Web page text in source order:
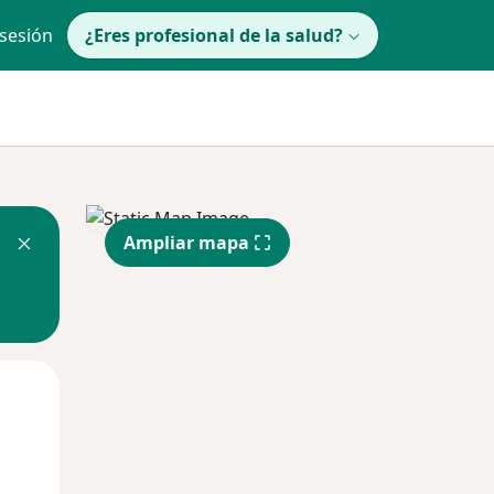
¿Eres profesional de la salud?
Ampliar mapa